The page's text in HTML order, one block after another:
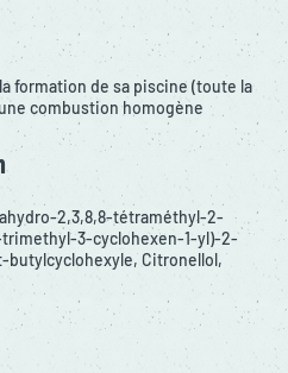
formation de sa piscine (toute la
combustion homogène
2,3,8,8-tétraméthyl-2-
3-cyclohexen-1-yl)-2-
Citronellol,